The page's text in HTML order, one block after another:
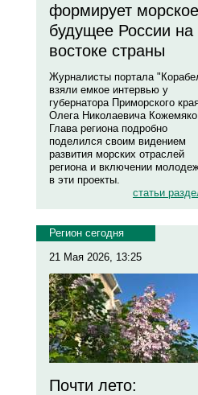
формирует морское
будущее России на
востоке страны
Журналисты портала
взяли емкое интервью у
губернатора Приморского
Олега Николаевича Кожемяко
Глава региона подробно
поделился своим видением
развития морских отраслей
региона и включении
в эти проекты.
статьи
Регион сегодня
21 Мая 2026, 13:25
Почти лето: